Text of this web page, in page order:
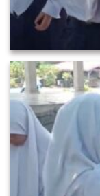
SURVEY
LAYANAN
SISTEM